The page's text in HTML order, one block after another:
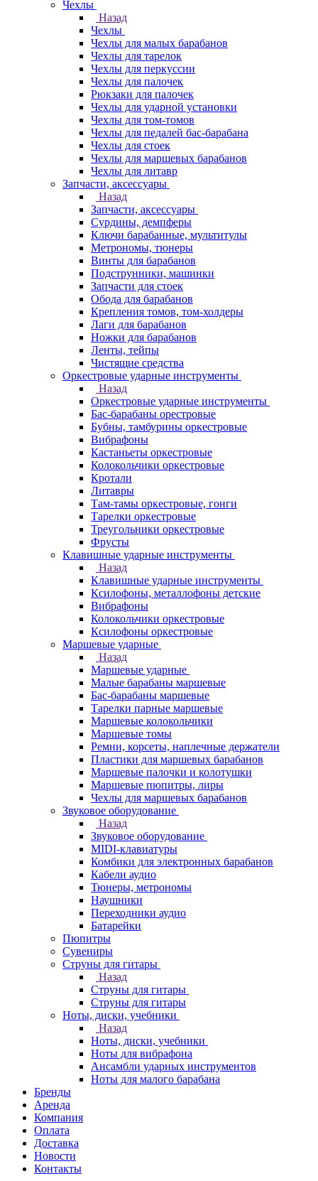
Чехлы
Назад
Чехлы
Чехлы для малых барабанов
Чехлы для тарелок
Чехлы для перкуссии
Чехлы для палочек
Рюкзаки для палочек
Чехлы для ударной установки
Чехлы для том-томов
Чехлы для педалей бас-барабана
Чехлы для стоек
Чехлы для маршевых барабанов
Чехлы для литавр
Запчасти, аксессуары
Назад
Запчасти, аксессуары
Сурдины, демпферы
Ключи барабанные, мультитулы
Метрономы, тюнеры
Винты для барабанов
Подструнники, машинки
Запчасти для стоек
Обода для барабанов
Крепления томов, том-холдеры
Лаги для барабанов
Ножки для барабанов
Ленты, тейпы
Чистящие средства
Оркестровые ударные инструменты
Назад
Оркестровые ударные инструменты
Бас-барабаны орестровые
Бубны, тамбурины оркестровые
Вибрафоны
Кастаньеты оркестровые
Колокольчики оркестровые
Кротали
Литавры
Там-тамы оркестровые, гонги
Тарелки оркестровые
Треугольники оркестровые
Фрусты
Клавишные ударные инструменты
Назад
Клавишные ударные инструменты
Ксилофоны, металлофоны детские
Вибрафоны
Колокольчики оркестровые
Ксилофоны оркестровые
Маршевые ударные
Назад
Маршевые ударные
Малые барабаны маршевые
Бас-барабаны маршевые
Тарелки парные маршевые
Маршевые колокольчики
Маршевые томы
Ремни, корсеты, наплечные держатели
Пластики для маршевых барабанов
Маршевые палочки и колотушки
Маршевые пюпитры, лиры
Чехлы для маршевых барабанов
Звуковое оборудование
Назад
Звуковое оборудование
MIDI-клавиатуры
Комбики для электронных барабанов
Кабели аудио
Тюнеры, метрономы
Наушники
Переходники аудио
Батарейки
Пюпитры
Сувениры
Струны для гитары
Назад
Струны для гитары
Струны для гитары
Ноты, диски, учебники
Назад
Ноты, диски, учебники
Ноты для вибрафона
Ансамбли ударных инструментов
Ноты для малого барабана
Бренды
Аренда
Компания
Оплата
Доставка
Новости
Контакты